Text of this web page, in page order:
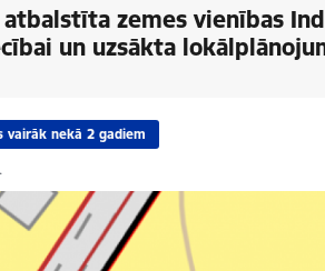
zemes vienības
un uzsākta
vairāk nekā 2 gadiem